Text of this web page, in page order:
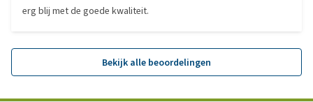
erg blij met de goede kwaliteit.
Bekijk alle beoordelingen